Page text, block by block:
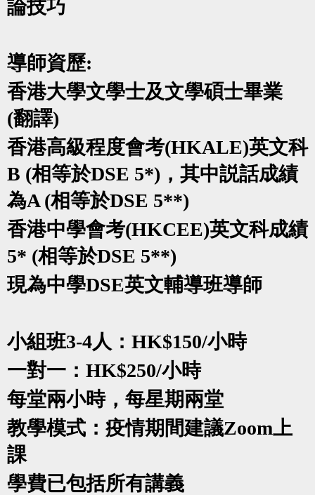
論技巧
導師資歷:
香港大學文學士及文學碩士畢業
(翻譯)
香港高級程度會考(HKALE)英文科
B (相等於DSE 5*) ，其中説話成績
為A (相等於DSE 5**)
香港中學會考(HKCEE)英文科成績
5* (相等於DSE 5**)
現為中學DSE英文輔導班導師
小組班3-4人： HK$150/小時
一對一： HK$250/小時
每堂兩小時，每星期兩堂
教學模式：疫情期間建議Zoom上
課
學費已包括所有講義